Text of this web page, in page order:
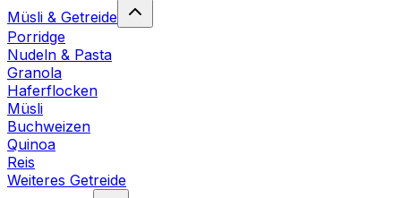
Müsli & Getreide
Porridge
Nudeln & Pasta
Granola
Haferflocken
Müsli
Buchweizen
Quinoa
Reis
Weiteres Getreide